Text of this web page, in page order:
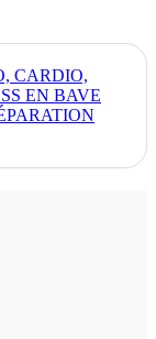
CARDIO,
EN BAVE